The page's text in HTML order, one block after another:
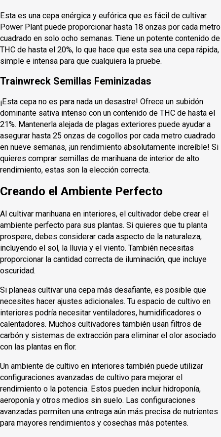
Esta es una cepa enérgica y eufórica que es fácil de cultivar.
Power Plant puede proporcionar hasta 18 onzas por cada metro
cuadrado en solo ocho semanas. Tiene un potente contenido de
THC de hasta el 20%, lo que hace que esta sea una cepa rápida,
simple e intensa para que cualquiera la pruebe.
Trainwreck Semillas Feminizadas
¡Esta cepa no es para nada un desastre! Ofrece un subidón
dominante sativa intenso con un contenido de THC de hasta el
21%. Mantenerla alejada de plagas exteriores puede ayudar a
asegurar hasta 25 onzas de cogollos por cada metro cuadrado
en nueve semanas, ¡un rendimiento absolutamente increíble! Si
quieres comprar semillas de marihuana de interior de alto
rendimiento, estas son la elección correcta.
Creando el Ambiente Perfecto
Al cultivar marihuana en interiores, el cultivador debe crear el
ambiente perfecto para sus plantas. Si quieres que tu planta
prospere, debes considerar cada aspecto de la naturaleza,
incluyendo el sol, la lluvia y el viento. También necesitas
proporcionar la cantidad correcta de iluminación, que incluye
oscuridad.
Si planeas cultivar una cepa más desafiante, es posible que
necesites hacer ajustes adicionales. Tu espacio de cultivo en
interiores podría necesitar ventiladores, humidificadores o
calentadores. Muchos cultivadores también usan filtros de
carbón y sistemas de extracción para eliminar el olor asociado
con las plantas en flor.
Un ambiente de cultivo en interiores también puede utilizar
configuraciones avanzadas de cultivo para mejorar el
rendimiento o la potencia. Estos pueden incluir hidroponía,
aeroponía y otros medios sin suelo. Las configuraciones
avanzadas permiten una entrega aún más precisa de nutrientes
para mayores rendimientos y cosechas más potentes.